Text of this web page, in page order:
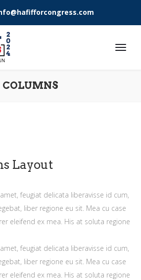
COLUMNS
Layout
feugiat delicata liberavisse id cum,
liber regione eu sit. Mea cu case
eleifend ex mea. His at soluta regione
feugiat delicata liberavisse id cum,
liber regione eu sit. Mea cu case
eleifend ex mea. His at soluta regione